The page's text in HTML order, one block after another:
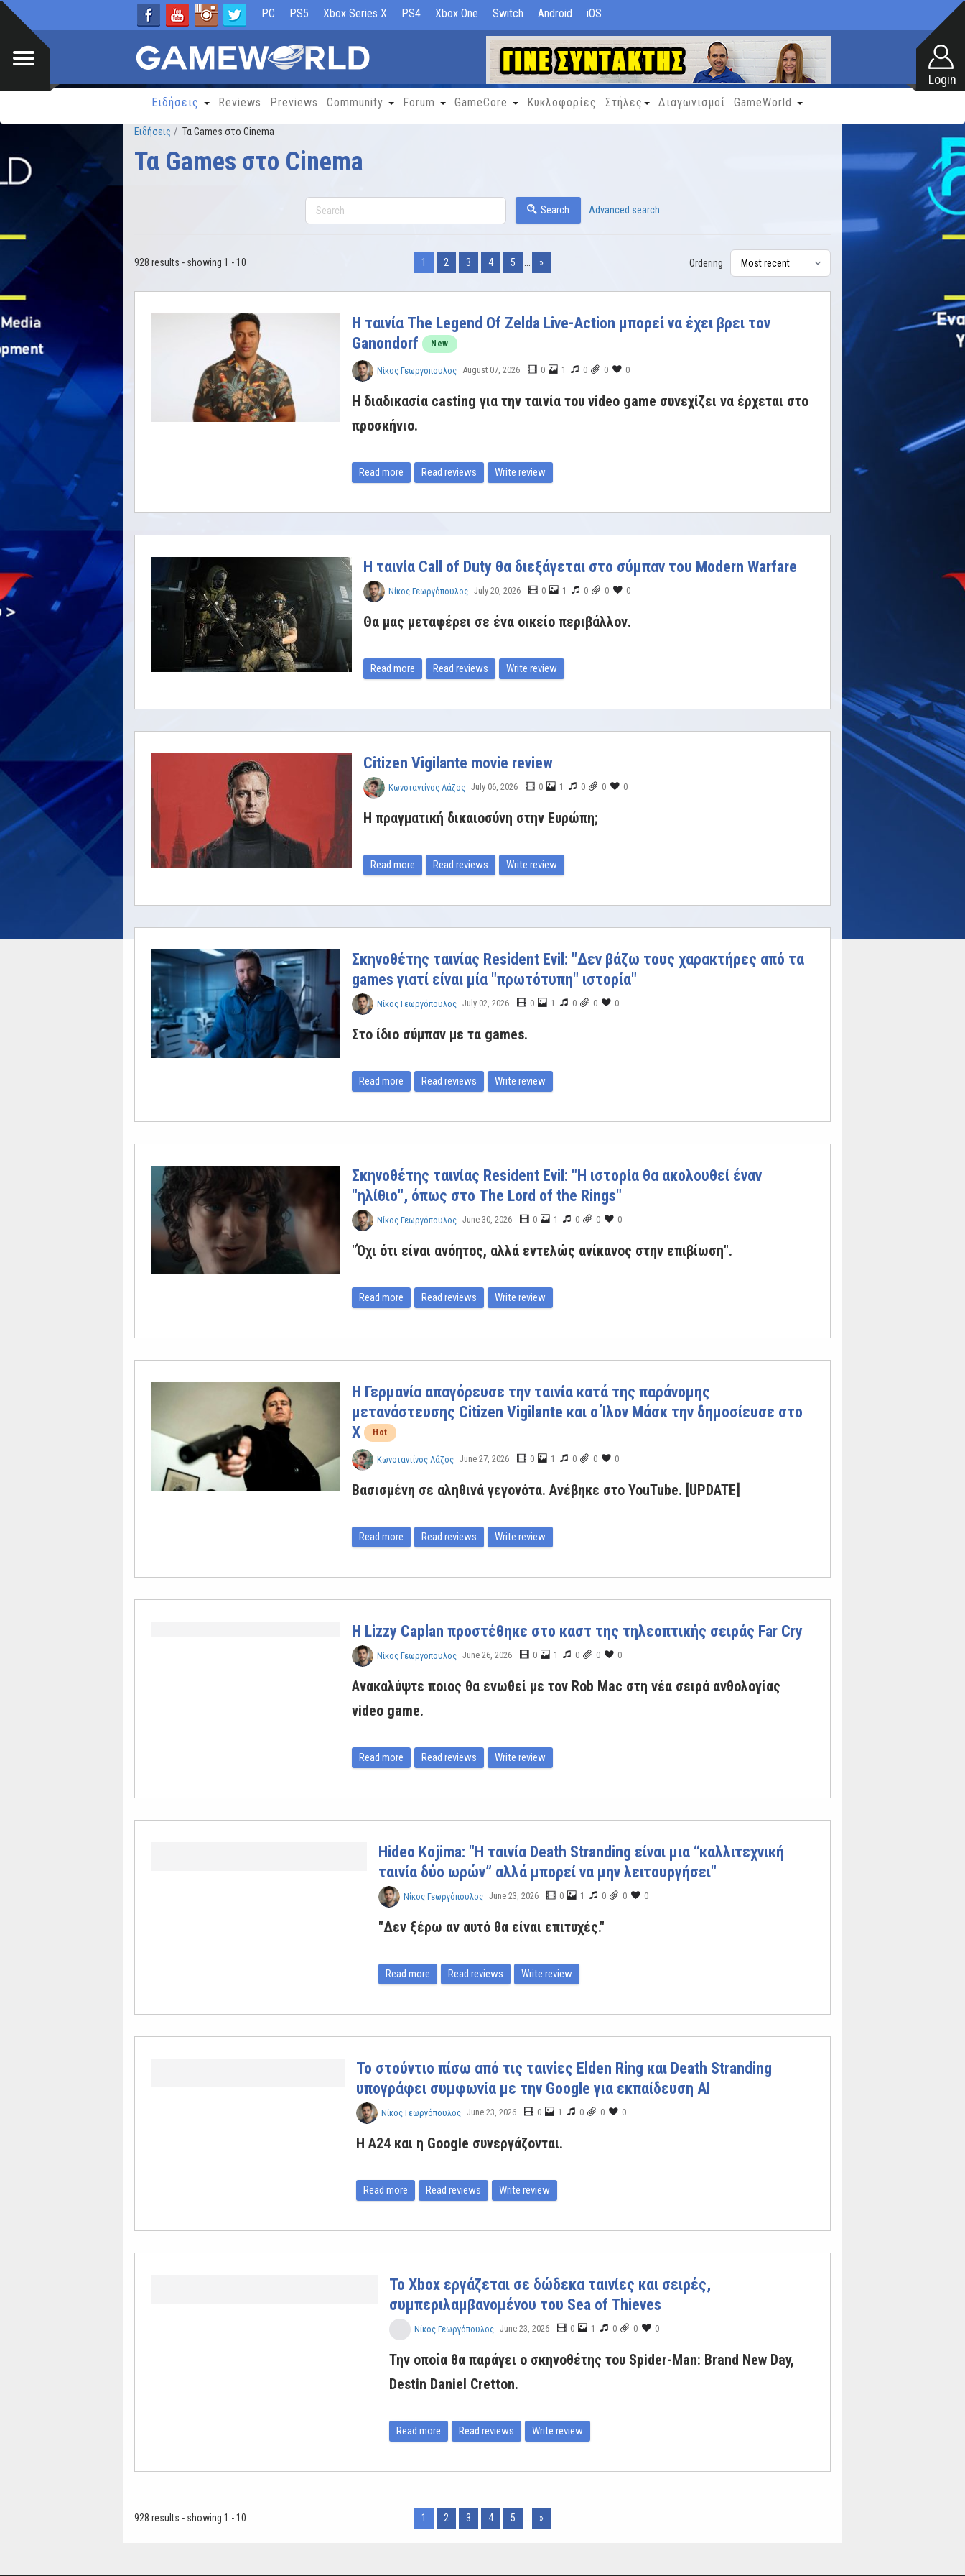
PC PS5 Xbox Series X PS4 Xbox One Switch Android iOS
Ειδήσεις Reviews Previews Community Forum GameCore Κυκλοφορίες Στήλες Διαγωνισμοί GameWorld
Ειδήσεις Τα Games στο Cinema
Τα Games στο Cinema
Search Advanced search
928 results - showing 1 - 10 1 2 3 4 5 » Ordering
Η ταινία The Legend Of Zelda Live-Action μπορεί να έχει βρει τον
Ganondorf
New
Νίκος Γεωργόπουλος August 07, 2026 0 1 0 0 0
Η διαδικασία casting για την ταινία του video game συνεχίζει να έρχεται στο
προσκήνιο.
Read more Read reviews Write review
Η ταινία Call of Duty θα διεξάγεται στο σύμπαν του Modern Warfare
Νίκος Γεωργόπουλος July 20, 2026 0 1 0 0 0
Θα μας μεταφέρει σε ένα οικείο περιβάλλον.
Read more Read reviews Write review
Citizen Vigilante movie review
Κωνσταντίνος Λάζος July 06, 2026 0 1 0 0 0
Η πραγματική δικαιοσύνη στην Ευρώπη;
Read more Read reviews Write review
Σκηνοθέτης ταινίας Resident Evil: "Δεν βάζω τους χαρακτήρες από τα
games γιατί είναι μία "πρωτότυπη" ιστορία"
Νίκος Γεωργόπουλος July 02, 2026 0 1 0 0 0
Στο ίδιο σύμπαν με τα games.
Read more Read reviews Write review
Σκηνοθέτης ταινίας Resident Evil: "Η ιστορία θα ακολουθεί έναν
"ηλίθιο", όπως στο The Lord of the Rings"
Νίκος Γεωργόπουλος June 30, 2026 0 1 0 0 0
"Όχι ότι είναι ανόητος, αλλά εντελώς ανίκανος στην επιβίωση".
Read more Read reviews Write review
Η Γερμανία απαγόρευσε την ταινία κατά της παράνομης
μετανάστευσης Citizen Vigilante και ο Ίλον Μάσκ την δημοσίευσε στο
X
Hot
Κωνσταντίνος Λάζος June 27, 2026 0 1 0 0 0
Βασισμένη σε αληθινά γεγονότα. Ανέβηκε στο YouTube. [UPDATE]
Read more Read reviews Write review
Η Lizzy Caplan προστέθηκε στο καστ της τηλεοπτικής σειράς Far Cry
Νίκος Γεωργόπουλος June 26, 2026 0 1 0 0 0
Ανακαλύψτε ποιος θα ενωθεί με τον Rob Mac στη νέα σειρά ανθολογίας
video game.
Read more Read reviews Write review
Hideo Kojima: "Η ταινία Death Stranding είναι μια “καλλιτεχνική
ταινία δύο ωρών” αλλά μπορεί να μην λειτουργήσει"
Νίκος Γεωργόπουλος June 23, 2026 0 1 0 0 0
"Δεν ξέρω αν αυτό θα είναι επιτυχές."
Read more Read reviews Write review
Το στούντιο πίσω από τις ταινίες Elden Ring και Death Stranding
υπογράφει συμφωνία με την Google για εκπαίδευση AI
Νίκος Γεωργόπουλος June 23, 2026 0 1 0 0 0
Η A24 και η Google συνεργάζονται.
Read more Read reviews Write review
Το Xbox εργάζεται σε δώδεκα ταινίες και σειρές,
συμπεριλαμβανομένου του Sea of Thieves
Νίκος Γεωργόπουλος June 23, 2026 0 1 0 0 0
Την οποία θα παράγει ο σκηνοθέτης του Spider-Man: Brand New Day,
Destin Daniel Cretton.
Read more Read reviews Write review
928 results - showing 1 - 10 1 2 3 4 5 »